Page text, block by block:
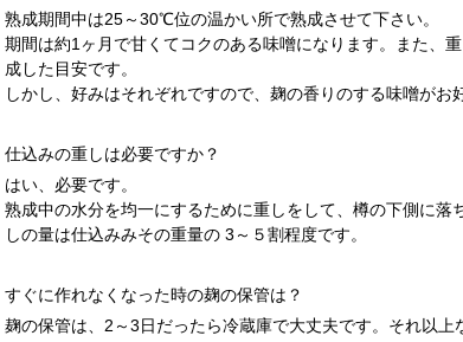
熟成期間中は25～30℃位の温かい所で熟成させて下さい。
期間は約1ヶ月で甘くてコクのある味噌になります。また、
成した目安です。
しかし、好みはそれぞれですので、麹の香りのする味噌がお
仕込みの重しは必要ですか？
はい、必要です。
熟成中の水分を均一にするために重しをして、樽の下側に
しの量は仕込みみその重量の 3～５割程度です。
すぐに作れなくなった時の麹の保管は？
麹の保管は、2～3日だったら冷蔵庫で大丈夫です。それ以